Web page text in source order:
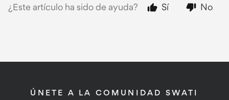
¿Este artículo ha sido de ayuda? Sí No
ÚNETE A LA COMUNIDAD SWATI